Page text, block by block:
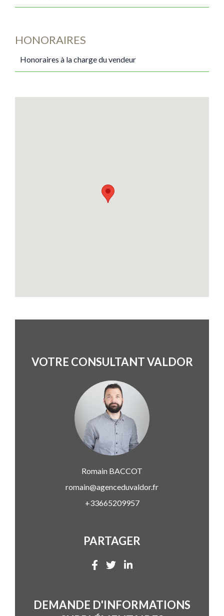
HONORAIRES
Honoraires à la charge du vendeur
VOTRE CONSULTANT VALDOR
Romain BACCOT
romain@agenceduvaldor.fr
+33665209957
PARTAGER
DEMANDE D'INFORMATIONS